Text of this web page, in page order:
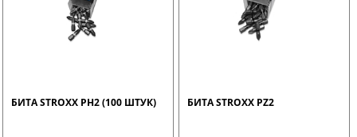
БИТА STROXX PH2 (100 ШТУК) БИТА STROXX PZ2